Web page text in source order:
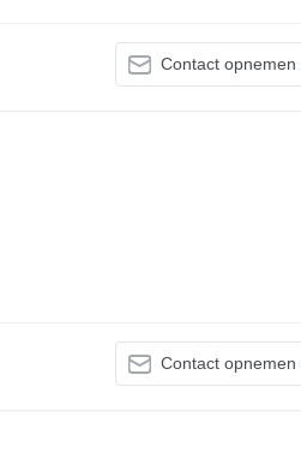
Contact
Contact